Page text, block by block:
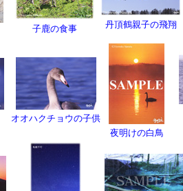
子鹿の食事 丹頂鶴親子の飛翔
オオハクチョウの子供
夜明けの白鳥